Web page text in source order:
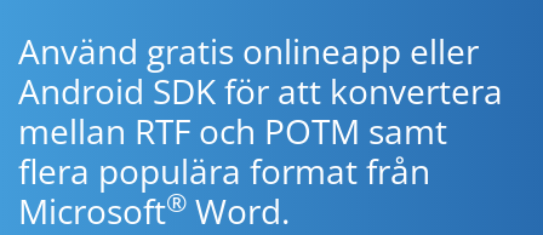
Använd gratis onlineapp eller
Android SDK för att konvertera
mellan RTF och POTM samt
flera populära format från
Microsoft® Word.